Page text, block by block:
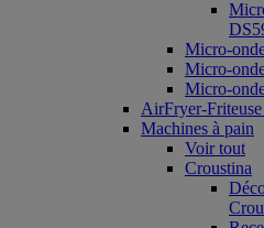
Micro-
Micro-
Micro-
AirFryer-Friteuse
Machines à pain
Voir tout
Croustina